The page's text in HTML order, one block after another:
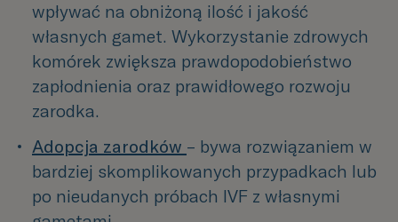
wpływać na obniżoną ilość i jakość
własnych gamet. Wykorzystanie zdrowych
komórek zwiększa prawdopodobieństwo
zapłodnienia oraz prawidłowego rozwoju
zarodka.
Adopcja zarodków – bywa rozwiązaniem w
bardziej skomplikowanych przypadkach lub
po nieudanych próbach IVF z własnymi